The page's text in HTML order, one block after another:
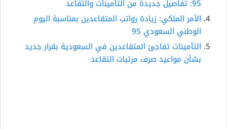
95: تفاصيل جديدة من التأمينات والتقاعد
الأمر الملكي: زيادة رواتب المتقاعدين بمناسبة اليوم
الوطني السعودي 95
التأمينات تفاجئ المتقاعدين في السعودية بقرار جديد
بشأن مواعيد صرف مرتبات التقاعد